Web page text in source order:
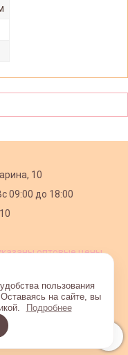
10
09:00 до 18:00
оптовые цены,
на InSales
пользования
на сайте, вы
Подробнее